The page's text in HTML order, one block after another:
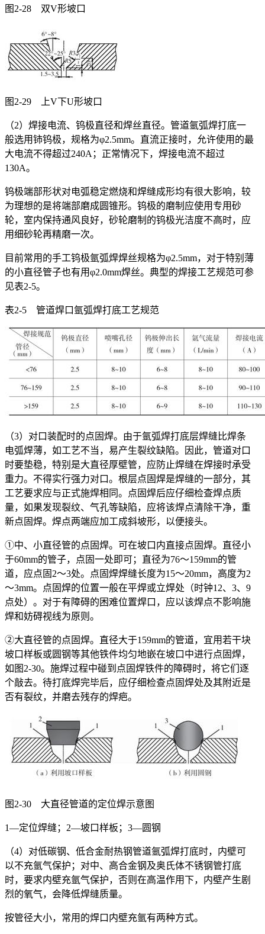
图2-28 双V形坡口
图2-29 上V下U形坡口
（2）焊接电流、钨极直径和焊丝直径。管道氩弧焊打底一
般选用铈钨极，规格为φ2.5mm。直流正接时，允许使用的最
大电流不得超过240A；正常情况下，焊接电流不超过
130A。
钨极端部形状对电弧稳定燃烧和焊缝成形均有很大影响，较
为理想的是将端部磨成圆锥形。钨极的磨制应使用专用砂
轮，室内保持通风良好，砂轮磨制的钨极光洁度不高时，应
用细砂轮再精磨一次。
目前常用的手工钨极氩弧焊焊丝规格为φ2.5mm，对于特别薄
的小直径管子也有用φ2.0mm焊丝。典型的焊接工艺规范可参
见表2-5。
表2-5 管道焊口氩弧焊打底工艺规范
（3）对口装配时的点固焊。由于氩弧焊打底层焊缝比焊条
电弧焊薄，如工艺不当，易产生裂纹缺陷。因此，管道对口
时要垫稳，特别是大直径厚壁管，应防止焊缝在焊接时承受
重力。不得实行强力对口。根层点固焊是焊缝的一部分，其
工艺要求应与正式施焊相同。点固焊后应仔细检查焊点质
量，如果发现裂纹、气孔等缺陷，应将该焊点清除干净，重
新点固焊。焊点两端应加工成斜坡形，以便接头。
①中、小直径管的点固焊。可在坡口内直接点固焊。直径小
于60mm的管子，点固一处即可；直径为76～159mm的管
道，应点固2～3处。点固焊焊缝长度为15～20mm，高度为2
～3mm。点固焊的位置一般在平焊或立焊处（时钟12、3、9
点处）。对于有障碍的困难位置焊口，应以该焊点不影响施
焊和妨碍视线为原则。
②大直径管的点固焊。直径大于159mm的管道，宜用若干块
坡口样板或圆钢等其他铁件均匀地嵌在坡口中进行点固焊，
如图2-30。施焊过程中碰到点固焊铁件的障碍时，将它们逐
个敲去。待打底焊完毕后，应仔细检查点固焊处及其附近是
否有裂纹，并磨去残存的焊疤。
图2-30 大直径管道的定位焊示意图
1—定位焊缝；2—坡口样板；3—圆钢
（4）对低碳钢、低合金耐热钢管道氩弧焊打底时，内壁可
以不充氩气保护；对中、高合金钢及奥氏体不锈钢管打底
时，要求内壁充氩气保护，否则在高温作用下，内壁产生剧
烈的氧气，会降低焊缝质量。
按管径大小，常用的焊口内壁充氩有两种方式。